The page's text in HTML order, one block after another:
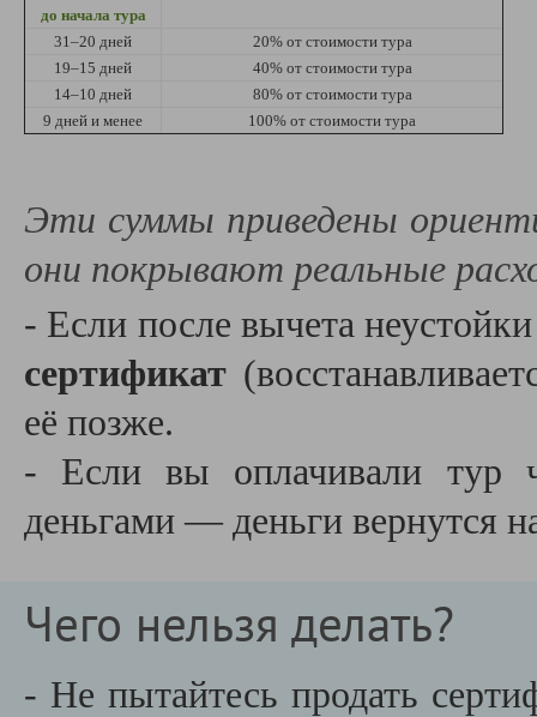
до начала тура
31–20 дней
20% от стоимости тура
19–15 дней
40% от стоимости тура
14–10 дней
80% от стоимости тура
9 дней и менее
100% от стоимости тура
Эти суммы приведены
они покрывают реальные
- Если после вычета
сертификат
её позже.
- Если вы оплачивали тур
деньгами — деньги вернутся
Чего нельзя делать?
- Не пытайтесь продать